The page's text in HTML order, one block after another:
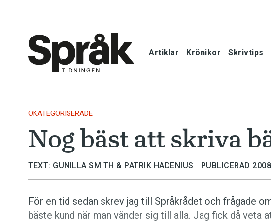
Artiklar Krönikor Skrivtips
Krönikor
Språkfrågor
Bokrecensioner
OKATEGORISERADE
Nog bäst att skriva
TEXT: GUNILLA SMITH & PATRIK HADENIUS PUBLICERAD
För en tid sedan skrev jag till Språkrådet och frågade
bäste kund när man vänder sig till alla. Jag fick då veta